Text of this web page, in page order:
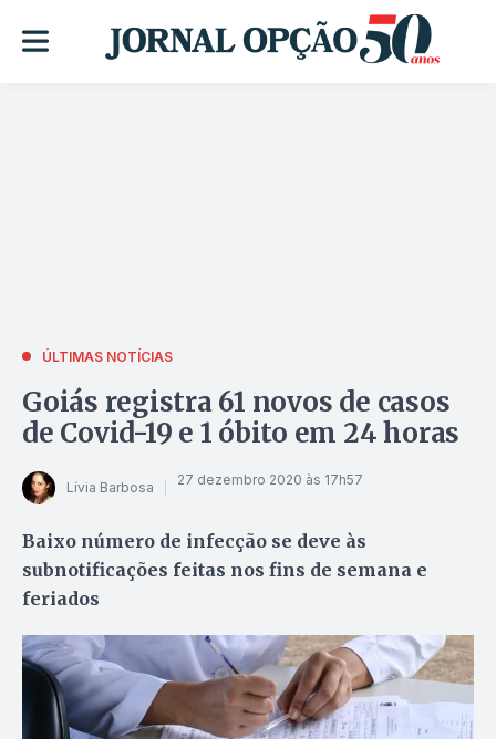
ÚLTIMAS NOTÍCIAS
Goiás registra 61 novos de casos
de Covid-19 e 1 óbito em 24 horas
Lívia Barbosa 27 dezembro 2020 às 17h57
Baixo número de infecção se deve às
subnotificações feitas nos fins de semana e
feriados